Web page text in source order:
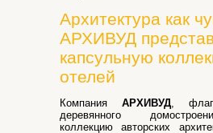
Архитектура как
АРХИВУД
капсульную
отелей
Компания АРХИВУД,
деревянного
коллекцию авторских